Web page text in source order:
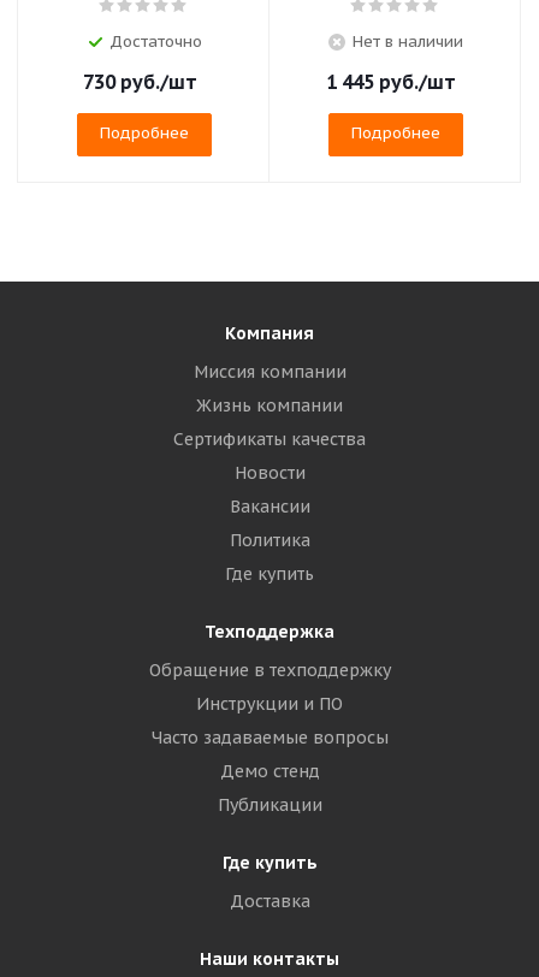
Достаточно
730руб./шт
Подробнее
Нет в наличии
1 445 руб./шт
Подробнее
Компания
Миссия компании
Жизнь компании
Сертификаты качества
Новости
Вакансии
Политика
Где купить
Техподдержка
Обращение в техподдержку
Инструкции и ПО
Часто задаваемые вопросы
Демо стенд
Публикации
Где купить
Доставка
Наши контакты